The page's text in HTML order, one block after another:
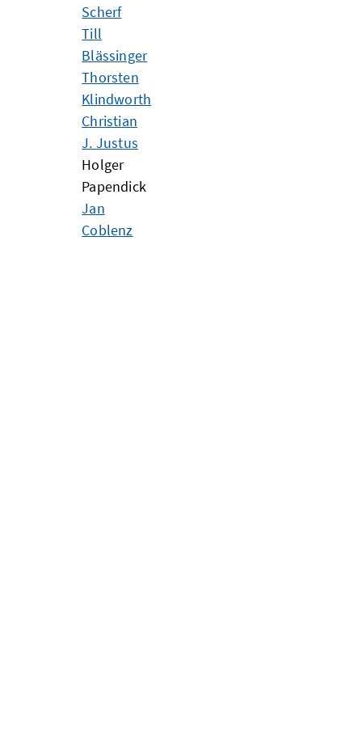
Scherf
Till
Blässinger
Thorsten
Klindworth
Christian
J. Justus
Holger
Papendick
Jan
Coblenz